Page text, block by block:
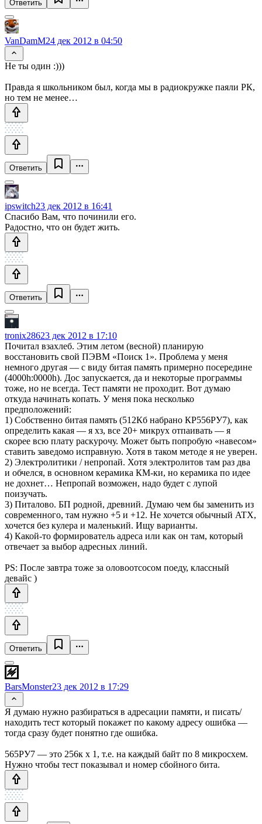
Ответить
VanDamM24 дек 2012 в 04:50
Не ты один :)))
Правда я школьником был, когда мы в радиокружке паяли РК,
но тем не менее…
Ответить
ipswitch23 дек 2012 в 16:41
Спасибо Вам, что починили его.
Радостно, что он будет жить.
Ответить
tronix28623 дек 2012 в 17:10
Почитал взахлеб. Этим летом (весной) планирую
восстановить свой ПЭВМ «Поиск 1». Проблема у меня
немного другая — с виду битая память примерно посередине
(4000h:0000h). Дос запускается, да и некоторые программы
тоже, но не всегда. Тест памяти не проходит. Вот думаю
откуда начинать копать. У меня пока несколько
предположений:
1) Собственно битая память (512Кб набрано КР556РУ7), как
определить какая — я хз, все 20+ микрух отпаивать — я
скорее всю плату раскурочу. Может быть попробую «навесом»
ставить заведомо исправную. Хотя в таком методе я не уверен.
2) Электролитики / непропай. Хотя электролитов там раз два
и обчелся, в основном керамика КМ-ки, но керамика по идее
не дохнет… Непропай возможен, надо будет с лупой
поизучать.
3) Питалово. БП родной, древний. Думаю чем бы заменить из
современного, там нужно +5 и +12. Не хочется обычный ATX,
хочется без кулера и маленький. Ищу варианты.
4) Какой-то формирователь адреса или как он там, который
отвечает за выбор адресных линий.
PS: После завтра тоже за оловоотсосом поеду, классный
девайс )
Ответить
BarsMonster23 дек 2012 в 17:29
Я думаю нужно разбираться в адресации памяти, и писать/
находить тест который покажет по какому адресу ошибка —
тогда сразу будет понятно где ошибка.
565РУ7 — это 256к x 1, т.е. на каждый байт по 8 микросхем.
Нужно чтобы тест показывал и номер сбойного бита.